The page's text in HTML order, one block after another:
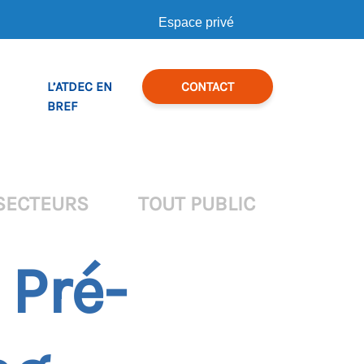
Espace privé
L’ATDEC EN
BREF
CONTACT
TOUT PUBLIC